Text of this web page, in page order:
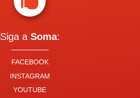
Siga a Soma:
FACEBOOK
INSTAGRAM
YOUTUBE